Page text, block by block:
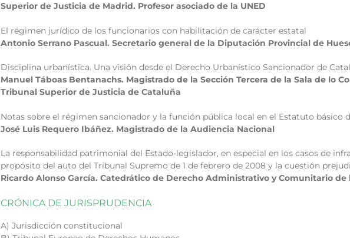
Superior de Justicia de Madrid. Profesor asociado de la UNED
El régimen jurídico de los funcionarios con habilitación de carácter estatal
Antonio Serrano Pascual. Secretario general de la Diputación Provincial de
Disciplina urbanística. Una visión desde el Derecho Urbanístico Sancionador de
Manuel Táboas Bentanachs. Magistrado de la Sección Tercera de la Sala de lo
Tribunal Superior de Justicia de Cataluña
Notas sobre el régimen sancionador y la función pública local en el Estatuto básico
José Luis Requero Ibáñez. Magistrado de la Audiencia Nacional
La responsabilidad patrimonial del Estado-legislador, en especial en los casos de
propósito del auto del Tribunal Supremo de 1 de febrero de 2008 y la cuestión
Ricardo Alonso García. Catedrático de Derecho Administrativo y Comunitario
CRÓNICA DE JURISPRUDENCIA
A) Jurisdicción constitucional